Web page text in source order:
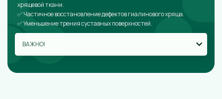
хрящевой ткани.
✅ Частичное восстановление дефектов гиалинового хряща.
✅ Уменьшение трения суставных поверхностей.
ВАЖНО!